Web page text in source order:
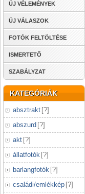
ÚJ VÉLEMÉNYEK
ÚJ VÁLASZOK
FOTÓK FELTÖLTÉSE
ISMERTETŐ
SZABÁLYZAT
KATEGÓRIÁK
absztrakt [?]
abszurd [?]
akt [?]
állatfotók [?]
barlangfotók [?]
családi/emlékkép [?]